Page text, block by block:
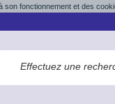
son fonctionnement et des